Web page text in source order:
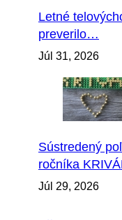
Letné
preverilo…
Júl 31, 2026
Sústredený
ročníka
Júl 29, 2026